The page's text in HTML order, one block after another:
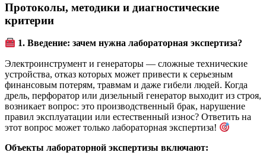
Протоколы, методики и диагностические
критерии
1. Введение: зачем нужна лабораторная экспертиза?
Электроинструмент и генераторы — сложные технические
устройства, отказ которых может привести к серьезным
финансовым потерям, травмам и даже гибели людей. Когда
дрель, перфоратор или дизельный генератор выходит из строя,
возникает вопрос: это производственный брак, нарушение
правил эксплуатации или естественный износ? Ответить на
этот вопрос может только лабораторная экспертиза!
Объекты лабораторной экспертизы включают: